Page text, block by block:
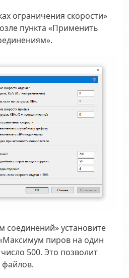
ограничения скорости»
пункта «Применить
соединений» установите
пиров на один
500. Это позволит
файлов.